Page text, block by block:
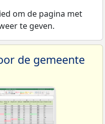
om de pagina met
te geven.
de gemeente